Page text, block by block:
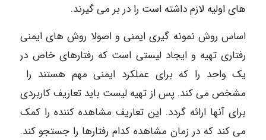
های اولیه لازم داشته است را در بر می گیرند.
اساس روش نمونه گیری ایمنی و اصولا روش های ایمنی
رفتاری تهیه و ایجاد لیستی است که رفتارهای خاص در
یک واحد را که برای عملکرد ایمنی مهم هستند را
مشخص می کند. پس از تهیه لیست باید تعاریف کاربردی
برای آنها ارائه گردد. این تعاریف مشاهده کننده را کمک
می کند که در زمان مشاهده کدام رفتارها را جستجو کند.